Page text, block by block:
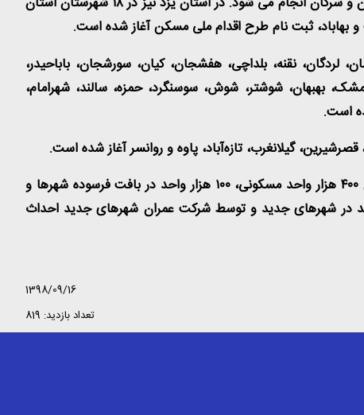
و بهاباد، ثبت نام طرح اقدام ملی مسکن آغاز شده است.
بروجن، فرخ‌شهر، فارسان، لردگان، نقنه، بلداچی، هفشجان، کیان، سورشجان، باباحیدر،
بهبهان، شوشتر، شوش، سوسنگرد، حمزه، سالند، شهرامام،
گیلانغرب، تازه‌آباد، پاوه و روانسر آغاز شده است.
گفتنی است، طرح اقدام ملی مسکن طرحی است که در آن ۴۰۰ هزار واحد مسکونی طی امسال و سال آتی احداث می شود که از این ۴۰۰ هزار واحد مسکونی، ۱۰۰ هزار واحد در بافت فرسوده شهرها و
ایران، ۱۰۰ هزار واحد توسط بنیاد مسکن انقلاب اسلامی و در شهرهای زیر ۱۰۰ هزار نفر و ۲۰۰ هزار واحد در شهرهای جدید و توسط شرکت عمران شهرهای جدید احداث
1398/09/16
تعداد بازدید: 819